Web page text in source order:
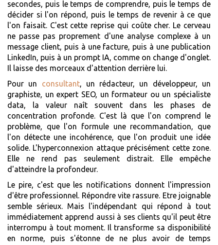
secondes, puis le temps de comprendre, puis le temps de
décider si l'on répond, puis le temps de revenir à ce que
l'on faisait. C'est cette reprise qui coûte cher. Le cerveau
ne passe pas proprement d'une analyse complexe à un
message client, puis à une facture, puis à une publication
LinkedIn, puis à un prompt IA, comme on change d'onglet.
Il laisse des morceaux d'attention derrière lui.
Pour un consultant, un rédacteur, un développeur, un
graphiste, un expert SEO, un formateur ou un spécialiste
data, la valeur naît souvent dans les phases de
concentration profonde. C'est là que l'on comprend le
problème, que l'on formule une recommandation, que
l'on détecte une incohérence, que l'on produit une idée
solide. L'hyperconnexion attaque précisément cette zone.
Elle ne rend pas seulement distrait. Elle empêche
d'atteindre la profondeur.
Le pire, c'est que les notifications donnent l'impression
d'être professionnel. Répondre vite rassure. Etre joignable
semble sérieux. Mais l'indépendant qui répond à tout
immédiatement apprend aussi à ses clients qu'il peut être
interrompu à tout moment. Il transforme sa disponibilité
en norme, puis s'étonne de ne plus avoir de temps